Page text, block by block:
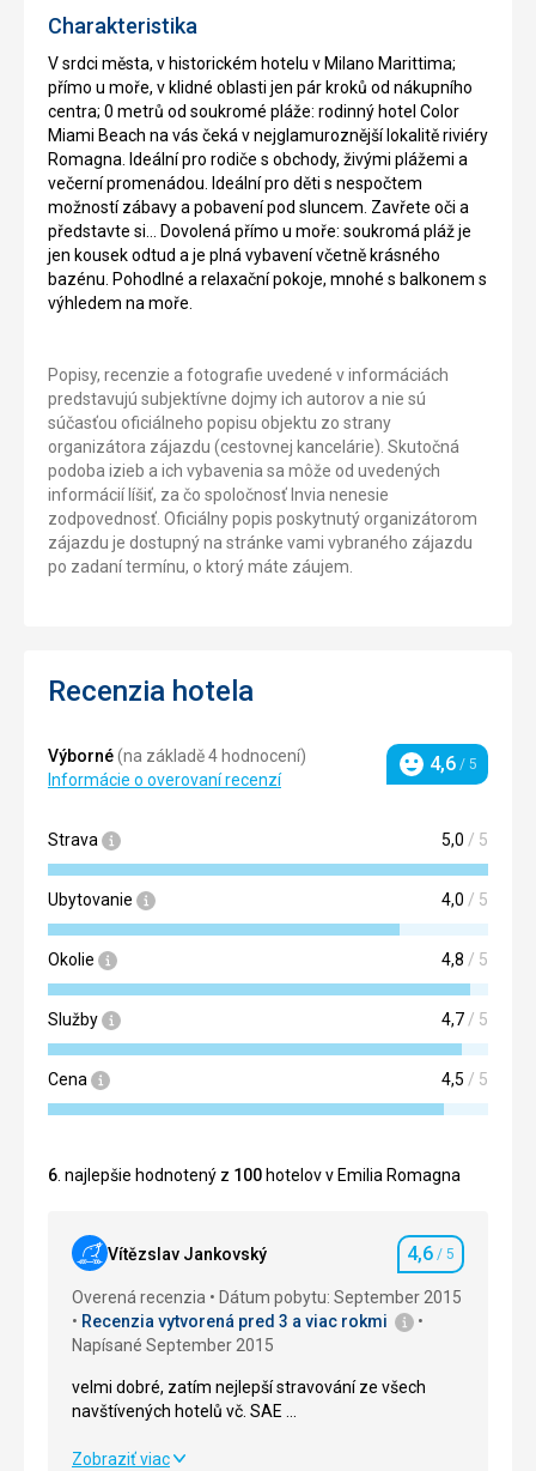
Charakteristika
V srdci města, v historickém hotelu v Milano Marittima;
přímo u moře, v klidné oblasti jen pár kroků od nákupního
centra; 0 metrů od soukromé pláže: rodinný hotel Color
Miami Beach na vás čeká v nejglamuroznější lokalitě riviéry
Romagna. Ideální pro rodiče s obchody, živými plážemi a
večerní promenádou. Ideální pro děti s nespočtem
možností zábavy a pobavení pod sluncem. Zavřete oči a
představte si… Dovolená přímo u moře: soukromá pláž je
jen kousek odtud a je plná vybavení včetně krásného
bazénu. Pohodlné a relaxační pokoje, mnohé s balkonem s
výhledem na moře.
Popisy, recenzie a fotografie uvedené v informáciách
predstavujú subjektívne dojmy ich autorov a nie sú
súčasťou oficiálneho popisu objektu zo strany
organizátora zájazdu (cestovnej kancelárie). Skutočná
podoba izieb a ich vybavenia sa môže od uvedených
informácií líšiť, za čo spoločnosť Invia nenesie
zodpovednosť. Oficiálny popis poskytnutý organizátorom
zájazdu je dostupný na stránke vami vybraného zájazdu
po zadaní termínu, o ktorý máte záujem.
Recenzia hotela
Výborné(na základě 4 hodnocení)
Informácie o overovaní recenzí
Hodnotenie
4,6 / 5
Strava 5,0 / 5
Ubytovanie 4,0 / 5
Okolie 4,8 / 5
Služby 4,7 / 5
Cena 4,5 / 5
6 . najlepšie hodnotený z 100hotelov v Emilia Romagna
Vítězslav Jankovský Hodnotenie
4,6 / 5
Overená recenzia
Dátum pobytu: September 2015
Recenzia vytvorená pred 3 a viac rokmi
Napísané September 2015
velmi dobré, zatím nejlepší stravování ze všech
navštívených hotelů vč. SAE ...
velmi dobré, zatím nejlepší stravování ze všech
Zobraziť viac